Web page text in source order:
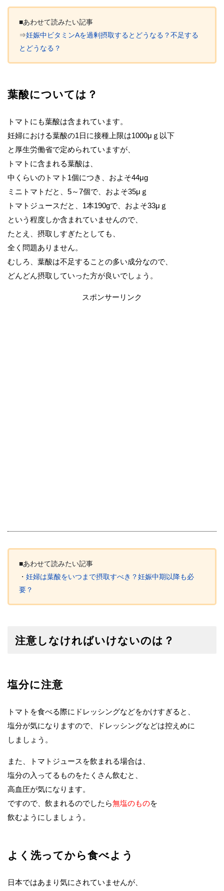
■あわせて読みたい記事
⇒妊娠中ビタミンAを過剰摂取するとどうなる？不足する
とどうなる？
葉酸については？
トマトにも葉酸は含まれています。
妊婦における葉酸の1日に接種上限は1000μｇ以下
と厚生労働省で定められていますが、
トマトに含まれる葉酸は、
中くらいのトマト1個につき、およそ44μg
ミニトマトだと、5～7個で、およそ35μｇ
トマトジュースだと、1本190gで、およそ33μｇ
という程度しか含まれていませんので、
たとえ、摂取しすぎたとしても、
全く問題ありません。
むしろ、葉酸は不足することの多い成分なので、
どんどん摂取していった方が良いでしょう。
スポンサーリンク
■あわせて読みたい記事
・ 妊婦は葉酸をいつまで摂取すべき？妊娠中期以降も必
要？
注意しなければいけないのは？
塩分に注意
トマトを食べる際にドレッシングなどをかけすぎると、
塩分が気になりますので、ドレッシングなどは控えめに
しましょう。
また、トマトジュースを飲まれる場合は、
塩分の入ってるものをたくさん飲むと、
高血圧が気になります。
ですので、飲まれるのでしたら無塩のものを
飲むようにしましょう。
よく洗ってから食べよう
日本ではあまり気にされていませんが、